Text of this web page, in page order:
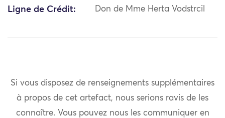
Ligne de Crédit: Don de Mme Herta Vodstrcil
Si vous disposez de renseignements supplémentaires
à propos de cet artefact, nous serions ravis de les
connaître. Vous pouvez nous les communiquer en